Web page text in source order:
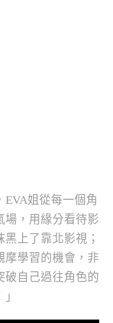
姐從每一個角
場，用緣分看待影
上了靠北影視；
摩學習的機會，非
破自己過往角色的